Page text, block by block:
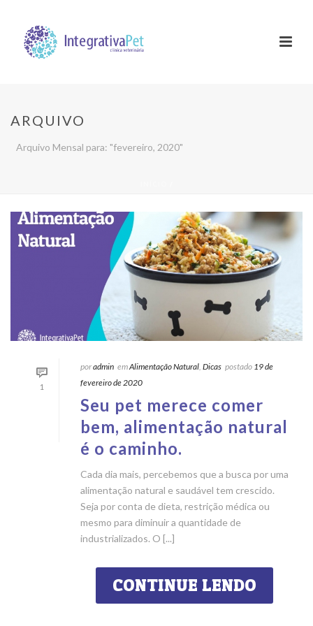
ARQUIVO
Arquivo Mensal para: "fevereiro, 2020"
1
poradmin emAlimentação Natural Dicas postado 19 de
fevereiro de 2020
Seu pet merece comer
bem, alimentação natural
é o caminho.
Cada dia mais, percebemos que a busca por uma
alimentação natural e saudável tem crescido.
Seja por conta de dieta, restrição médica ou
mesmo para diminuir a quantidade de
industrializados. O [...]
CONTINUE LENDO